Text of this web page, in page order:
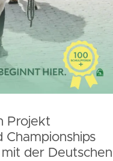
Projekt
Championships
der Deutschen